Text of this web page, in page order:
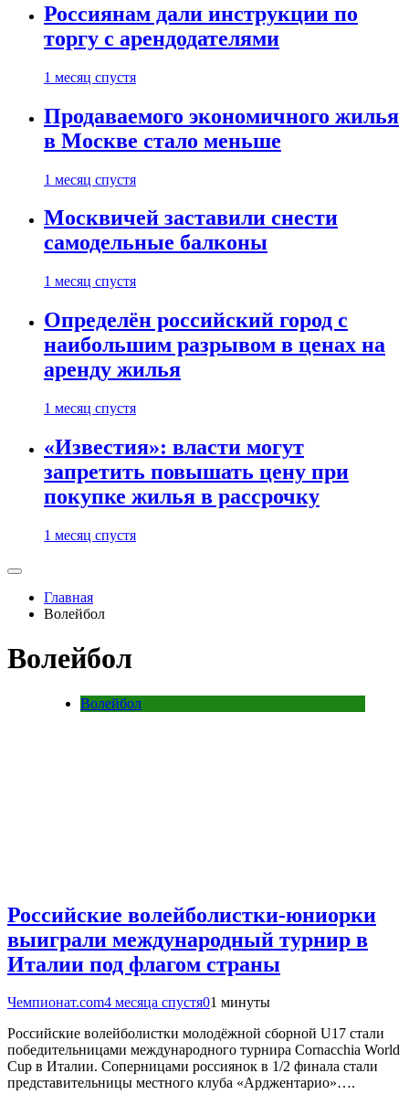
Россиянам дали инструкции по
торгу с арендодателями
1 месяц спустя
Продаваемого экономичного жилья
в Москве стало меньше
1 месяц спустя
Москвичей заставили снести
самодельные балконы
1 месяц спустя
Определён российский город с
наибольшим разрывом в ценах на
аренду жилья
1 месяц спустя
«Известия»: власти могут
запретить повышать цену при
покупке жилья в рассрочку
1 месяц спустя
Главная
Волейбол
Волейбол
Волейбол
Российские волейболистки-юниорки
выиграли международный турнир в
Италии под флагом страны
Чемпионат.com4 месяца спустя01 минуты
Российские волейболистки молодёжной сборной U17 стали
победительницами международного турнира Cornacchia World
Cup в Италии. Соперницами россиянок в 1/2 финала стали
представительницы местного клуба «Арджентарио»….